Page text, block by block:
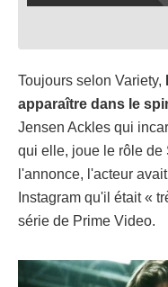
Toujours selon Variety,
apparaître dans le
Jensen Ackles qui
qui elle, joue le rôle de
l'annonce, l'acteur
Instagram qu'il était «
série de Prime Video.